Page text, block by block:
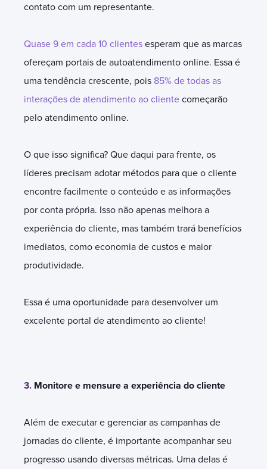
contato com um representante.
Quase 9 em cada 10 clientes esperam que as marcas
ofereçam portais de autoatendimento online. Essa é
uma tendência crescente, pois 85% de todas as
interações de atendimento ao cliente começarão
pelo atendimento online.
O que isso significa? Que daqui para frente, os
líderes precisam adotar métodos para que o cliente
encontre facilmente o conteúdo e as informações
por conta própria. Isso não apenas melhora a
experiência do cliente, mas também trará benefícios
imediatos, como economia de custos e maior
produtividade.
Essa é uma oportunidade para desenvolver um
excelente portal de atendimento ao cliente!
3. Monitore e mensure a experiência do cliente
Além de executar e gerenciar as campanhas de
jornadas do cliente, é importante acompanhar seu
progresso usando diversas métricas. Uma delas é